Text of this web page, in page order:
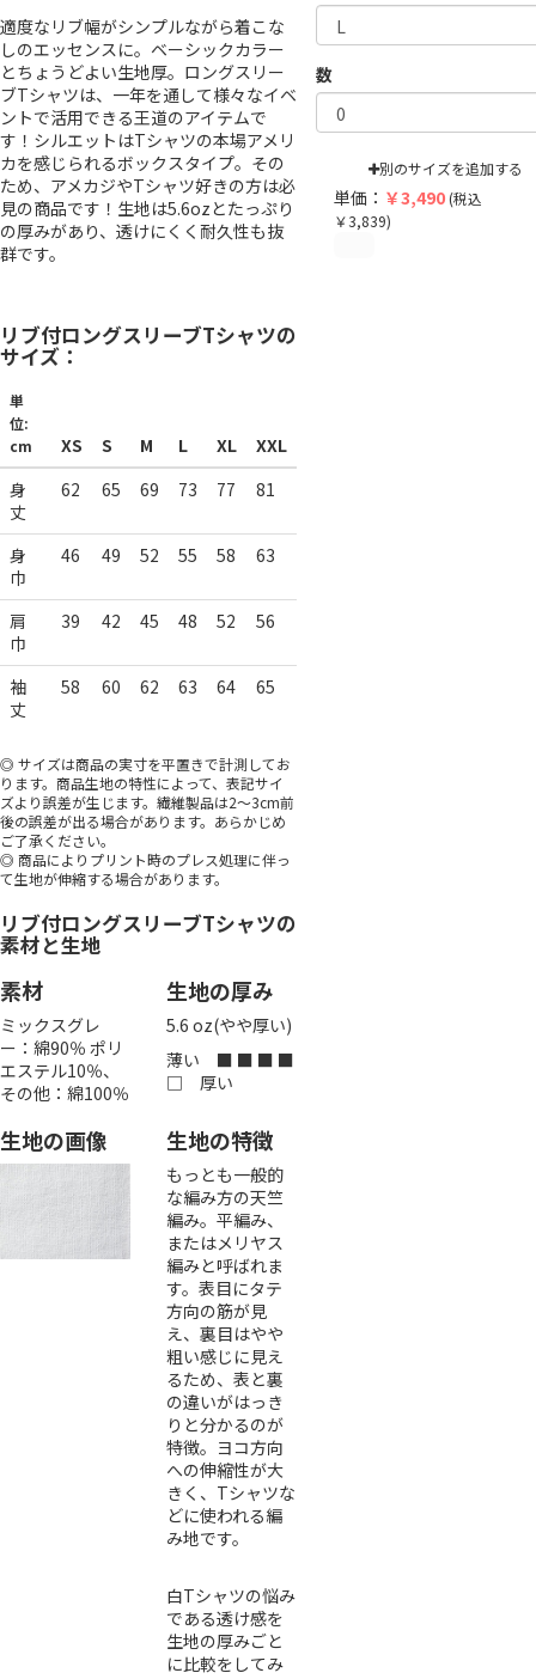
適度なリブ幅がシンプルながら着こな
しのエッセンスに。ベーシックカラー
とちょうどよい生地厚。ロングスリー
ブTシャツは、一年を通して様々なイベ
ントで活用できる王道のアイテムで
す！シルエットはTシャツの本場アメリ
カを感じられるボックスタイプ。その
ため、アメカジやTシャツ好きの方は必
見の商品です！生地は5.6ozとたっぷり
の厚みがあり、透けにくく耐久性も抜
群です。
リブ付ロングスリーブTシャツの
サイズ：
単
位:
cm
XS S M L XL
XXL
身
丈
62 65 69 73 77 81
身
巾
46 49 52 55 58 63
肩
巾
39 42 45 48 52 56
袖
丈
58 60 62 63 64 65
◎ サイズは商品の実寸を平置きで計測してお
ります。商品生地の特性によって、表記サイ
ズより誤差が生じます。繊維製品は2～3cm前
後の誤差が出る場合があります。あらかじめ
ご了承ください。
◎ 商品によりプリント時のプレス処理に伴っ
て生地が伸縮する場合があります。
リブ付ロングスリーブTシャツの
素材と生地
素材
ミックスグレ
ー：綿90％ ポリ
エステル10％、
その他：綿100％
生地の厚み
5.6 oz(やや厚い)
薄い ■ ■ ■ ■
□ 厚い
生地の画像 生地の特徴
もっとも一般的
な編み方の天竺
編み。平編み、
またはメリヤス
編みと呼ばれま
す。表目にタテ
方向の筋が見
え、裏目はやや
粗い感じに見え
るため、表と裏
の違いがはっき
りと分かるのが
特徴。ヨコ方向
への伸縮性が大
きく、Tシャツな
どに使われる編
み地です。
白Tシャツの悩み
である透け感を
生地の厚みごと
に比較をしてみ
数
別のサイズを追加する
単価： ￥3,490(税込
￥3,839)